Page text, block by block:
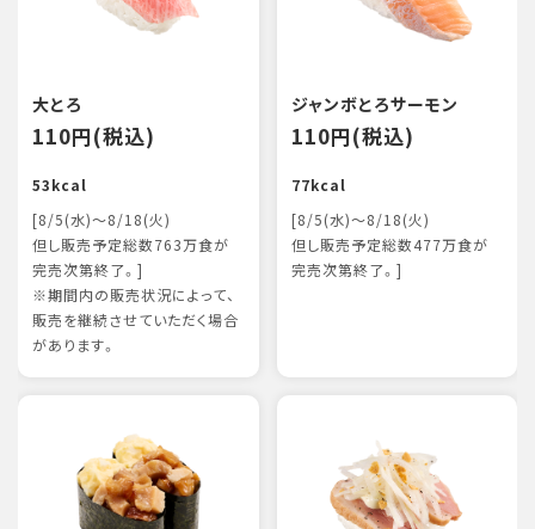
大とろ
110円(税込)
53kcal
[8/5(水)～8/18(火)
但し販売予定総数763万食が
完売次第終了。]
※期間内の販売状況によって、
販売を継続させていただく場合
があります。
ジャンボとろサーモン
110円(税込)
77kcal
[8/5(水)～8/18(火)
但し販売予定総数477万食が
完売次第終了。]